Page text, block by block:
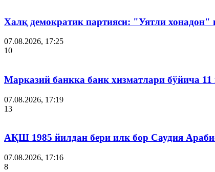
Халқ демократик партияси: "Уятли
07.08.2026, 17:25
10
Марказий банкка банк хизматлари бўйича
07.08.2026, 17:19
13
АҚШ 1985 йилдан бери илк бор Саудия
07.08.2026, 17:16
8